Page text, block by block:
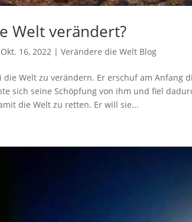
Welt verändert?
Okt. 16, 2022 |Verändere die Welt Blog
Welt zu verändern. Er erschuf am Anfang
sich seine Schöpfung von ihm und fiel
die Welt zu retten. Er will sie...